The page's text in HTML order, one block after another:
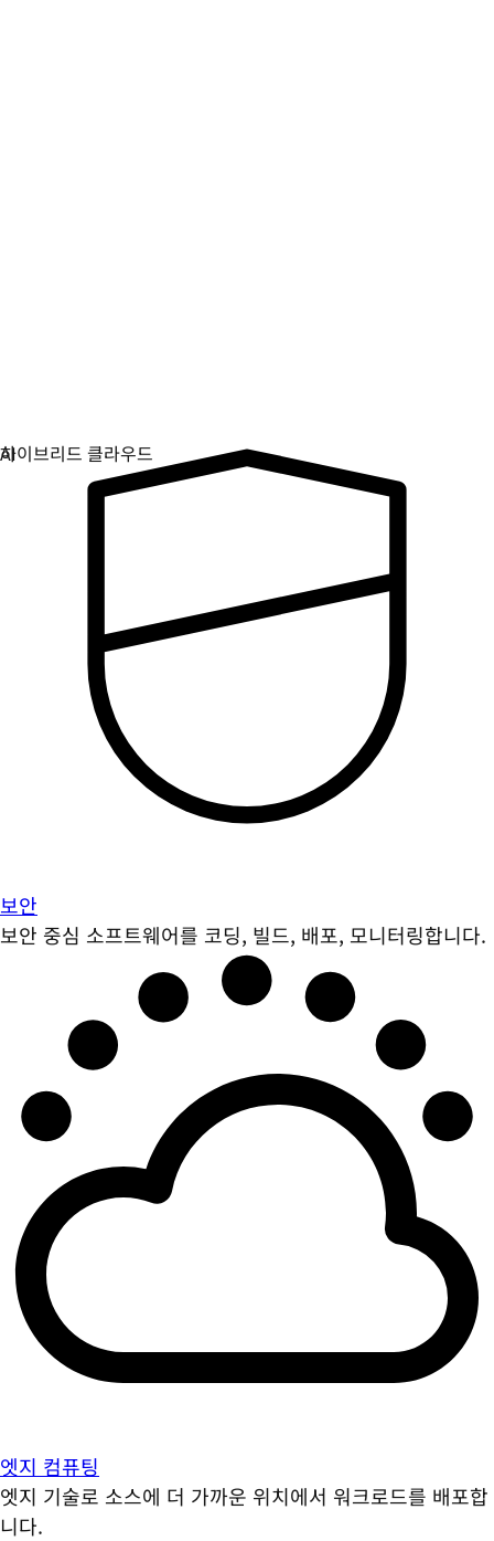
보안
보안 중심 소프트웨어를 코딩, 빌드, 배포, 모니터링합니다.
엣지 컴퓨팅
엣지 기술로 소스에 더 가까운 위치에서 워크로드를 배포합
니다.